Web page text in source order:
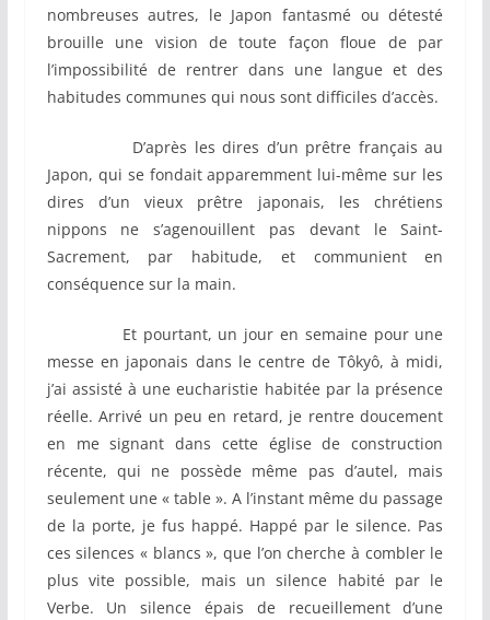
nombreuses autres, le Japon fantasmé ou détesté
brouille une vision de toute façon floue de par
l’impossibilité de rentrer dans une langue et des
habitudes communes qui nous sont difficiles d’accès.
D’après les dires d’un prêtre français au
Japon, qui se fondait apparemment lui-même sur les
dires d’un vieux prêtre japonais, les chrétiens
nippons ne s’agenouillent pas devant le Saint-
Sacrement, par habitude, et communient en
conséquence sur la main.
Et pourtant, un jour en semaine pour une
messe en japonais dans le centre de Tôkyô, à midi,
j’ai assisté à une eucharistie habitée par la présence
réelle. Arrivé un peu en retard, je rentre doucement
en me signant dans cette église de construction
récente, qui ne possède même pas d’autel, mais
seulement une « table ». A l’instant même du passage
de la porte, je fus happé. Happé par le silence. Pas
ces silences « blancs », que l’on cherche à combler le
plus vite possible, mais un silence habité par le
Verbe. Un silence épais de recueillement d’une